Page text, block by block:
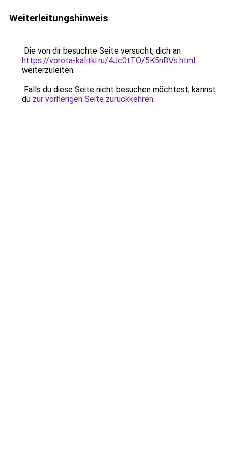
Weiterleitungshinweis
Die von dir besuchte Seite versucht, dich an
https://vorota-kalitki.ru/4Jc0tTO/5K5nBVs.html
weiterzuleiten.
Falls du diese Seite nicht besuchen möchtest, kannst
du zur vorherigen Seite zurückkehren.